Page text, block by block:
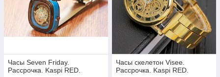
Часы Seven Friday.
Рассрочка. Kaspi RED.
Часы скелетон Visee.
Рассрочка. Kaspi RED.